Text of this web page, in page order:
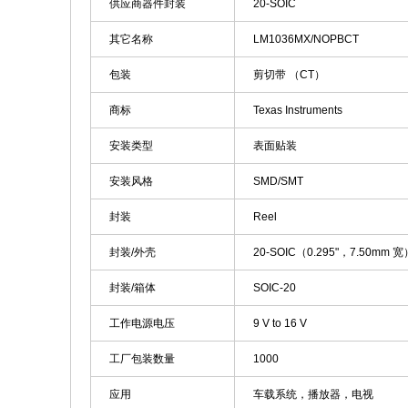
供应商器件封装 20-SOIC
其它名称 LM1036MX/NOPBCT
包装 剪切带 （CT）
商标 Texas Instruments
安装类型 表面贴装
安装风格 SMD/SMT
封装 Reel
封装/外壳 20-SOIC（0.295"，7.50mm 宽
封装/箱体 SOIC-20
工作电源电压 9 V to 16 V
工厂包装数量 1000
应用 车载系统，播放器，电视